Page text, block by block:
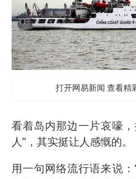
打开网易新闻 查看精
看着岛内那边一片哀嚎
人”，其实挺让人感慨的。
用一句网络流行语来说